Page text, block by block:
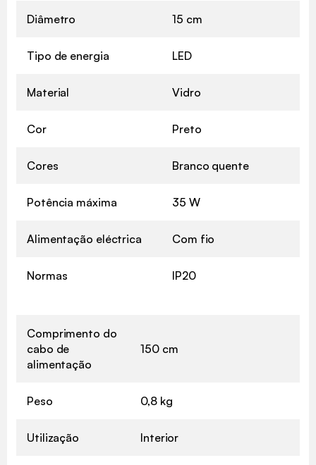
Diâmetro 15 cm
Tipo de energia LED
Material Vidro
Cor Preto
Cores Branco quente
Potência máxima 35 W
Alimentação eléctrica Com fio
Normas IP20
Comprimento do
cabo de
alimentação
150 cm
Peso 0,8 kg
Utilização Interior